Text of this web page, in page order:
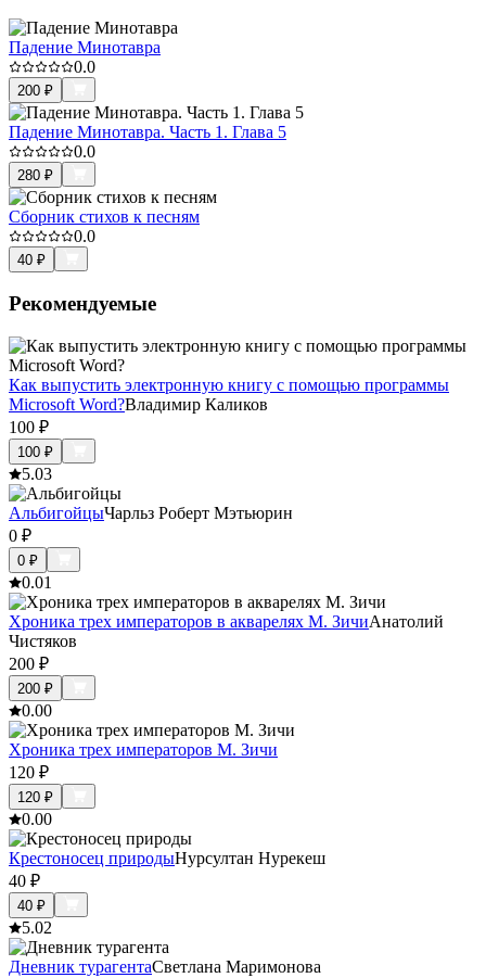
Падение Минотавра
0.0
200 ₽
Падение Минотавра. Часть 1. Глава 5
0.0
280 ₽
Сборник стихов к песням
0.0
40 ₽
Рекомендуемые
Как выпустить электронную книгу с помощью программы
Microsoft Word?Владимир Каликов
100 ₽
100 ₽
5.03
АльбигойцыЧарльз Роберт Мэтьюрин
0 ₽
0 ₽
0.01
Хроника трех императоров в акварелях М. ЗичиАнатолий
Чистяков
200 ₽
200 ₽
0.00
Хроника трех императоров М. Зичи
120 ₽
120 ₽
0.00
Крестоносец природыНурсултан Нурекеш
40 ₽
40 ₽
5.02
Дневник турагентаСветлана Маримонова